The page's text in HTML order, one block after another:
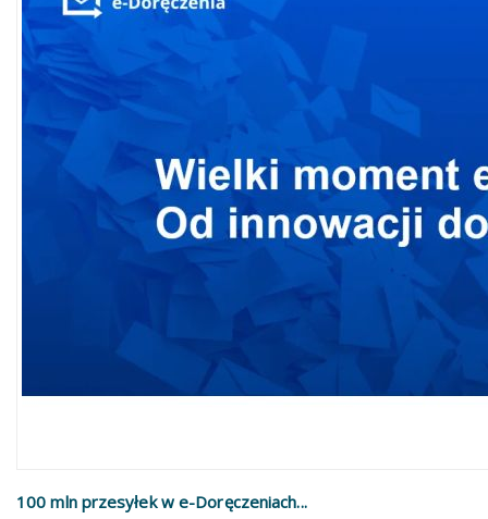
100 mln przesyłek w e-Doręczeniach...